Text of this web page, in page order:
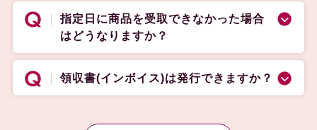
指定日に商品を受取できなかった場合
はどうなりますか？
領収書(インボイス)は発行できますか？